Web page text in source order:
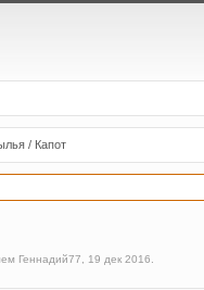
/ Капот
Геннадий77 19 дек 2016